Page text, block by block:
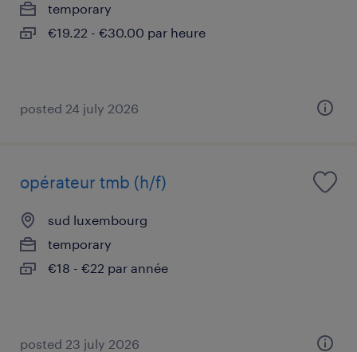
temporary
€19.22 - €30.00 par heure
posted 24 july 2026
opérateur tmb (h/f)
sud luxembourg
temporary
€18 - €22 par année
posted 23 july 2026